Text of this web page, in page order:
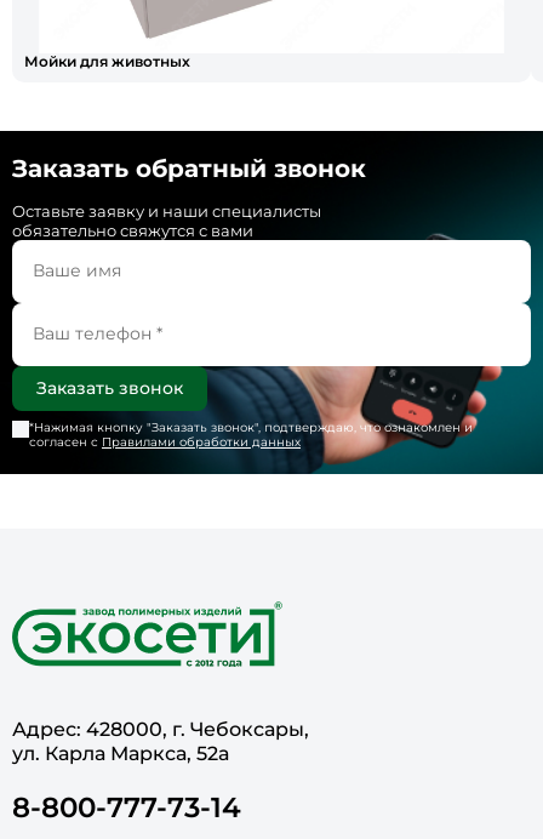
Мойки для животных
Заказать обратный звонок
Оставьте заявку и наши специалисты
обязательно свяжутся с вами
*Нажимая кнопку "Заказать звонок", подтверждаю, что ознакомлен и
согласен с Правилами обработки данных
Адрес: 428000, г. Чебоксары,
ул. Карла Маркса, 52а
8-800-777-73-14